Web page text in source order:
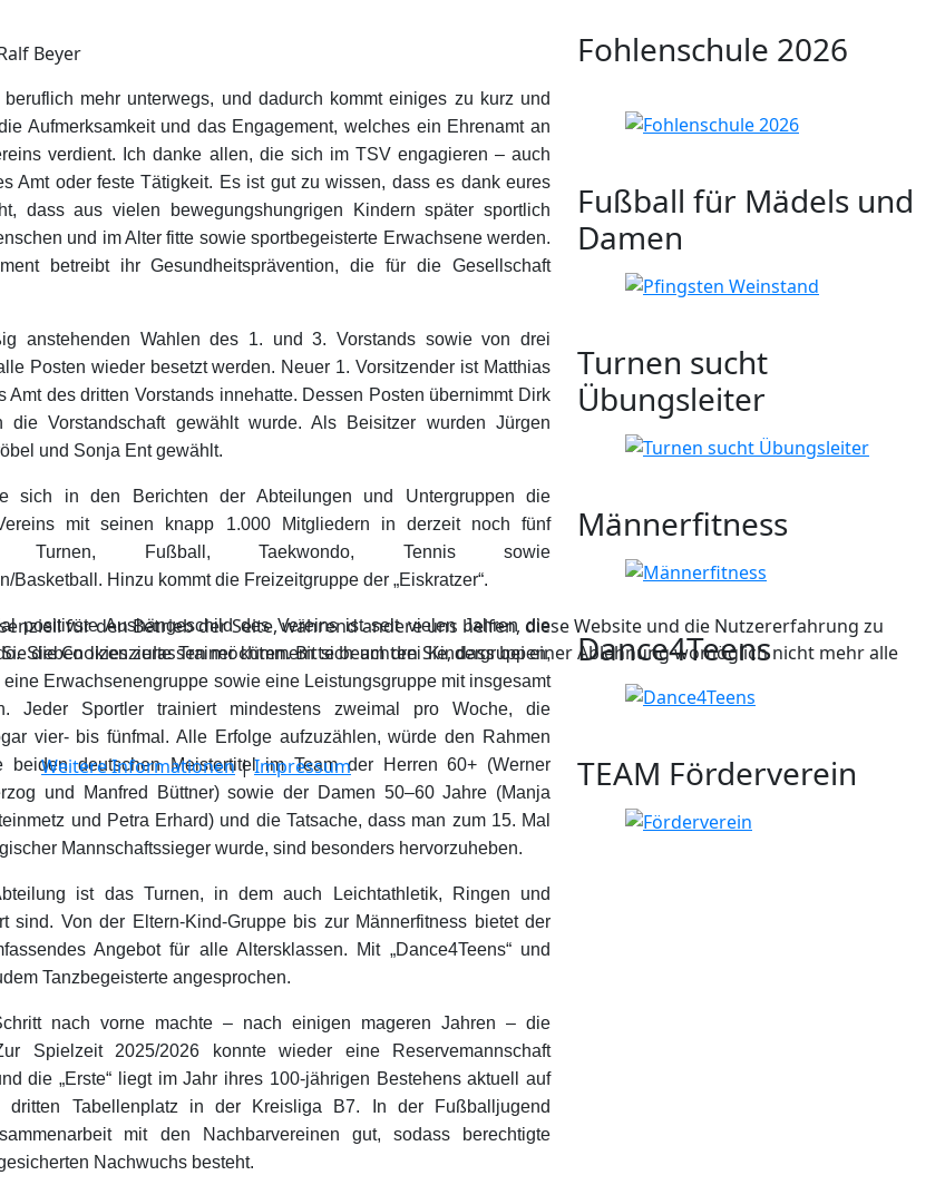
mehr unterwegs, und dadurch kommt einiges zu kurz und
Aufmerksamkeit und das Engagement, welches ein Ehrenamt an
verdient. Ich danke allen, die sich im TSV engagieren – auch
Amt oder feste Tätigkeit. Es ist gut zu wissen, dass es dank eures
dass aus vielen bewegungshungrigen Kindern später sportlich
und im Alter fitte sowie sportbegeisterte Erwachsene werden.
betreibt ihr Gesundheitsprävention, die für die Gesellschaft
anstehenden Wahlen des 1. und 3. Vorstands sowie von drei
Posten wieder besetzt werden. Neuer 1. Vorsitzender ist Matthias
Amt des dritten Vorstands innehatte. Dessen Posten übernimmt Dirk
die Vorstandschaft gewählt wurde. Als Beisitzer wurden Jürgen
und Sonja Ent gewählt.
sich in den Berichten der Abteilungen und Untergruppen die
mit seinen knapp 1.000 Mitgliedern in derzeit noch fünf
Turnen, Fußball, Taekwondo, Tennis sowie
Basketball. Hinzu kommt die Freizeitgruppe der „Eiskratzer“.
positivste Aushängeschild des Vereins ist seit vielen Jahren die
Sieben lizenzierte Trainer kümmern sich um drei Kindergruppen,
Erwachsenengruppe sowie eine Leistungsgruppe mit insgesamt
Jeder Sportler trainiert mindestens zweimal pro Woche, die
vier- bis fünfmal. Alle Erfolge aufzuzählen, würde den Rahmen
beiden deutschen Meistertitel im Team der Herren 60+ (Werner
und Manfred Büttner) sowie der Damen 50–60 Jahre (Manja
und Petra Erhard) und die Tatsache, dass man zum 15. Mal
Mannschaftssieger wurde, sind besonders hervorzuheben.
ist das Turnen, in dem auch Leichtathletik, Ringen und
sind. Von der Eltern-Kind-Gruppe bis zur Männerfitness bietet der
Angebot für alle Altersklassen. Mit „Dance4Teens“ und
Tanzbegeisterte angesprochen.
nach vorne machte – nach einigen mageren Jahren – die
Spielzeit 2025/2026 konnte wieder eine Reservemannschaft
die „Erste“ liegt im Jahr ihres 100-jährigen Bestehens aktuell auf
dritten Tabellenplatz in der Kreisliga B7. In der Fußballjugend
mit den Nachbarvereinen gut, sodass berechtigte
Nachwuchs besteht.
Fohlenschule 2026
Fußball für Mädels und
Damen
Turnen sucht
Übungsleiter
Männerfitness
Dance4Teens
TEAM Förderverein
für den Betrieb der Seite, während andere uns helfen, diese Website und die Nutzererfahrung zu
die Cookies zulassen möchten. Bitte beachten Sie, dass bei einer Ablehnung womöglich nicht mehr alle
Weitere Informationen|Impressum